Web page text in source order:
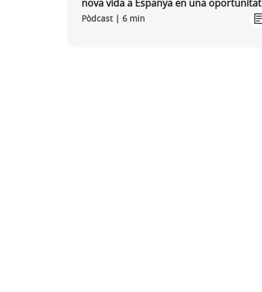
nova vida a Espanya en una oportunitat
Pòdcast | 6 min